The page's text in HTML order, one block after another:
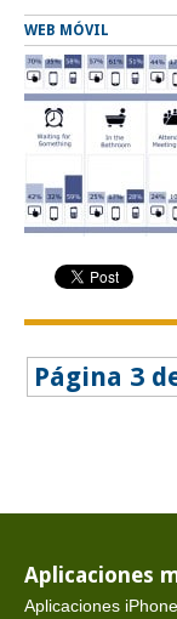
WEB MÓVIL
Página 3
Aplicaciones
Aplicaciones iPhone